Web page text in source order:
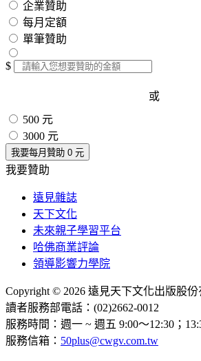
企業贊助
每月定額
單筆贊助
$
或
500 元
3000 元
我要每月贊助 0 元
我要贊助
遠見雜誌
天下文化
未來親子學習平台
哈佛商業評論
領導影響力學院
Copyright © 2026 遠見天下文化出版股份
讀者服務部電話：(02)2662-0012
服務時間：週一 ~ 週五 9:00～12:30；
服務信箱： 50plus@cwgv.com.tw